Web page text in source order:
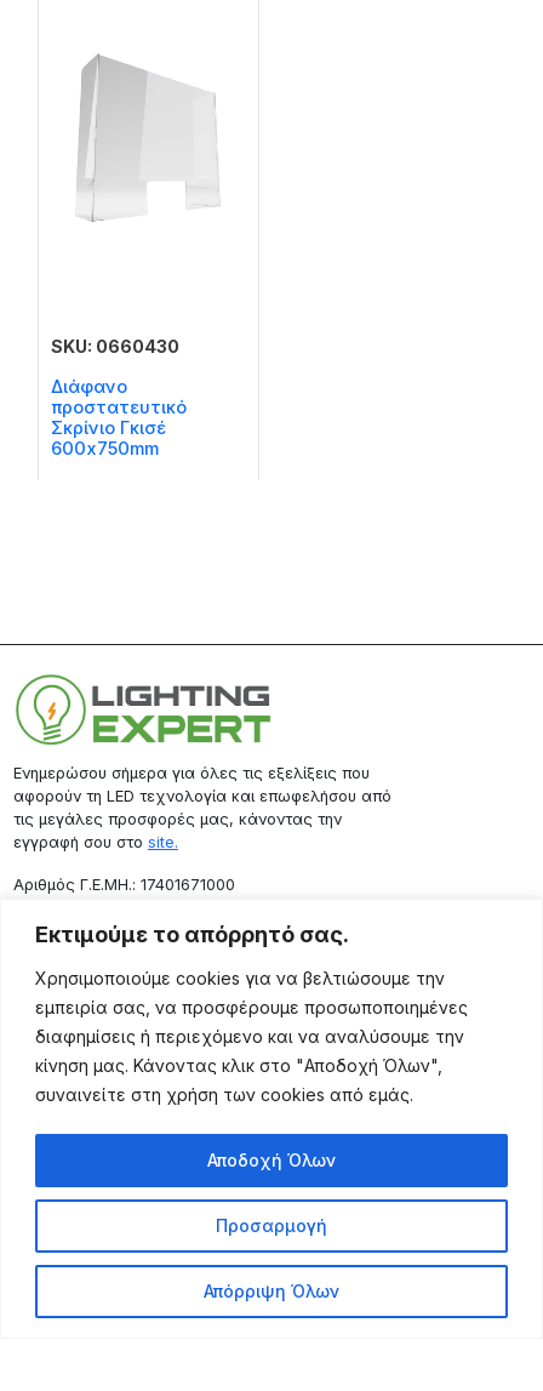
Εκτιμούμε το απόρρητό σας.
Χρησιμοποιούμε cookies για να βελτιώσουμε την
εμπειρία σας, να προσφέρουμε προσωποποιημένες
διαφημίσεις ή περιεχόμενο και να αναλύσουμε την
κίνηση μας. Κάνοντας κλικ στο "Αποδοχή Όλων",
συναινείτε στη χρήση των cookies από εμάς.
Προσαρμογή
Απόρριψη Όλων
Αποδοχή Όλων
SKU: 0660430
Διάφανο
προστατευτικό
Σκρίνιο Γκισέ
600x750mm
Ενημερώσου σήμερα για όλες τις εξελίξεις που
αφορούν τη LED τεχνολογία και επωφελήσου από
τις μεγάλες προσφορές μας, κάνοντας την
εγγραφή σου στο site.
Aριθμός Γ.Ε.ΜΗ.: 17401671000
Επικοινωνία
Ρόδου 133, Αθήνα 10443
(+30) 211 725 5427
sales@lightingexpert.gr
Χρήσιμες Σελίδες
Προϊόντα
Τρόποι Αποστολής